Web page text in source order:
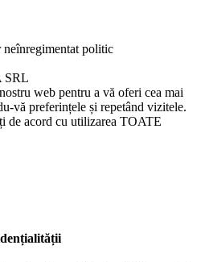
neînregimentat politic
SRL
web pentru a vă oferi cea mai
vă preferințele și repetând vizitele.
de acord cu utilizarea TOATE